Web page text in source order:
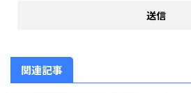
関連記事